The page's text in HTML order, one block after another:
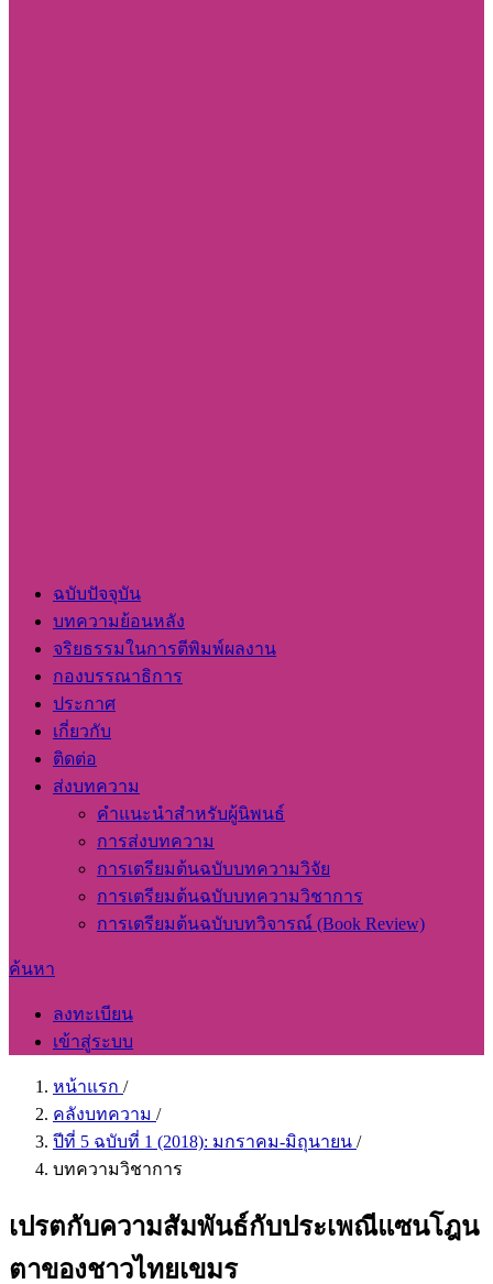
ฉบับปัจจุบัน
บทความย้อนหลัง
จริยธรรมในการตีพิมพ์ผลงาน
กองบรรณาธิการ
ประกาศ
เกี่ยวกับ
ติดต่อ
ส่งบทความ
คำแนะนำสำหรับผู้นิพนธ์
การส่งบทความ
การเตรียมต้นฉบับบทความวิจัย
การเตรียมต้นฉบับบทความวิชาการ
การเตรียมต้นฉบับบทวิจารณ์ (Book Review)
ค้นหา
ลงทะเบียน
เข้าสู่ระบบ
หน้าแรก /
คลังบทความ /
ปีที่ 5 ฉบับที่ 1 (2018): มกราคม-มิถุนายน /
บทความวิชาการ
เปรตกับความสัมพันธ์กับประเพณีแซนโฎน
ตาของชาวไทยเขมร